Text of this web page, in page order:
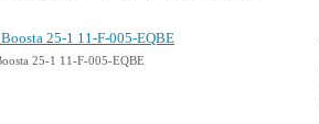
25-1 11-F-005-EQBE